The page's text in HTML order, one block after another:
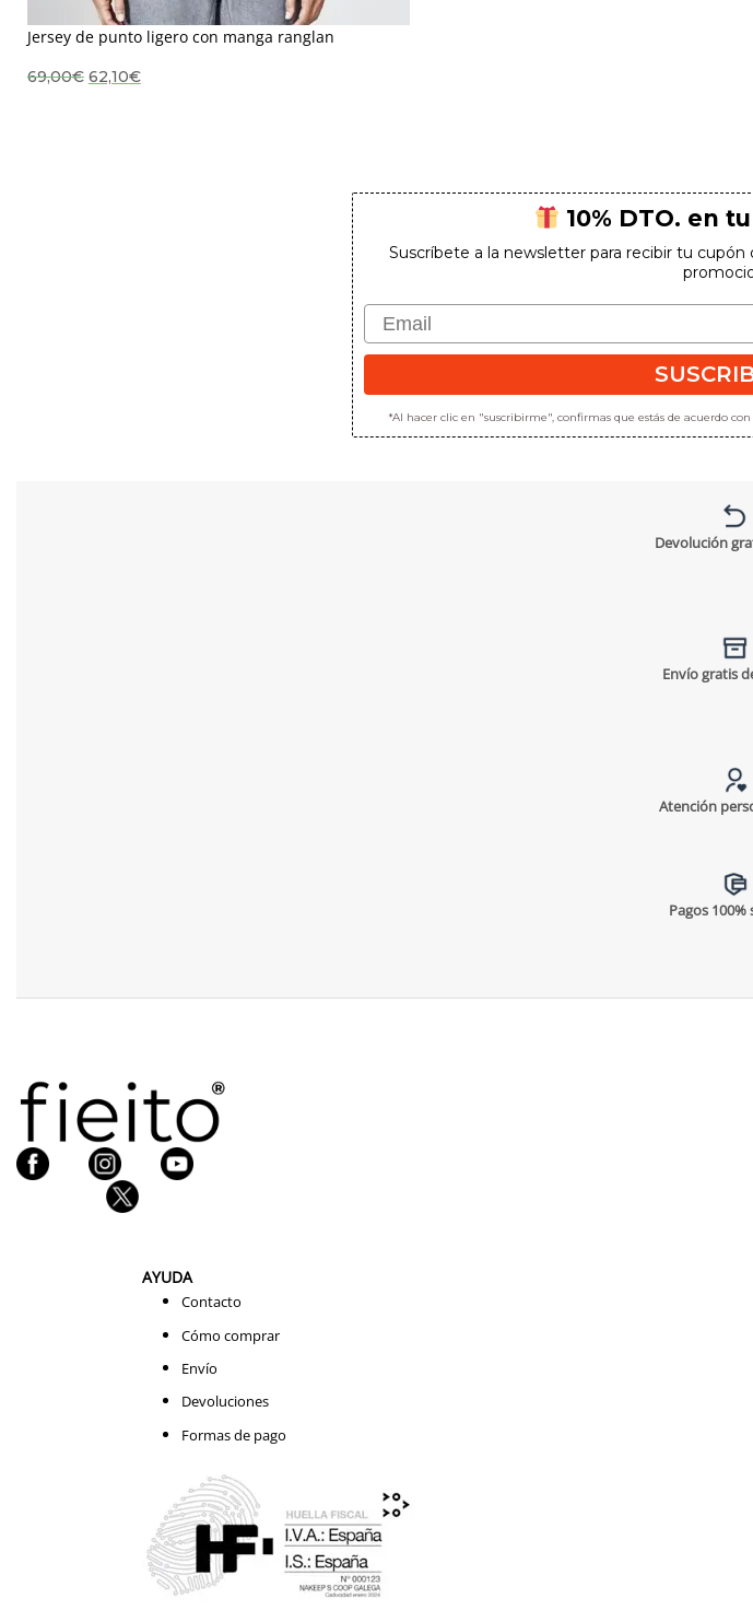
Jersey de punto ligero con manga ranglan
69,00€ El
precio
62,10€El
precio
10% DTO. en
Suscríbete a la newsletter para recibir tu
Email
*Al hacer clic en "suscribirme", confirmas que estás de acuerdo
Devolución
Envío gratis
Atención
Pagos 100%
AYUDA
Contacto
Cómo comprar
Envío
Devoluciones
Formas de pago
¡Suscríbete
*Al hacer clic en "suscribirme",
de tu información bajo nuestrapolítica